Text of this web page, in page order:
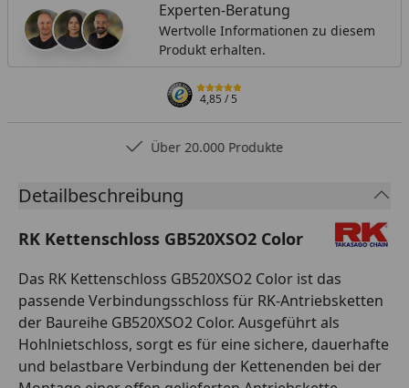
Experten-Beratung
Wertvolle Informationen zu diesem
Produkt erhalten.
4,85/ 5
Über 20.000 Produkte
Detailbeschreibung
RK Kettenschloss GB520XSO2 Color
Das RK Kettenschloss GB520XSO2 Color ist das
passende Verbindungsschloss für RK-Antriebsketten
der Baureihe GB520XSO2 Color. Ausgeführt als
Hohlnietschloss, sorgt es für eine sichere, dauerhafte
und belastbare Verbindung der Kettenenden bei der